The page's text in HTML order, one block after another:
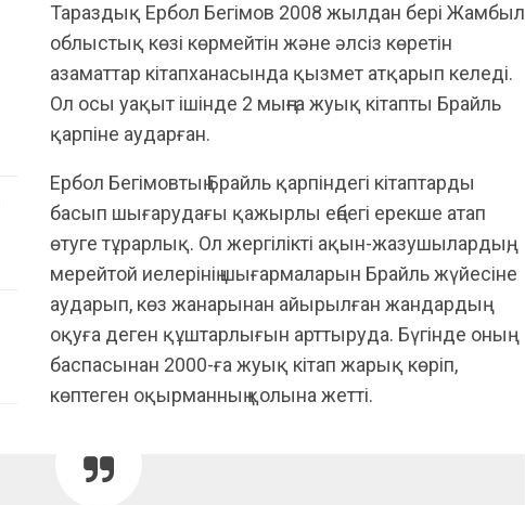
Тараздық Ербол Бегімов 2008 жылдан бері Жамбыл
облыстық көзі көрмейтін және әлсіз көретін
азаматтар кітапханасында қызмет атқарып келеді.
Ол осы уақыт ішінде 2 мыңға жуық кітапты Брайль
қарпіне аударған.
Ербол Бегімовтың Брайль қарпіндегі кітаптарды
басып шығарудағы қажырлы еңбегі ерекше атап
өтуге тұрарлық. Ол жергілікті ақын-жазушылардың,
мерейтой иелерінің шығармаларын Брайль жүйесіне
аударып, көз жанарынан айырылған жандардың
оқуға деген құштарлығын арттыруда. Бүгінде оның
баспасынан 2000-ға жуық кітап жарық көріп,
көптеген оқырманның қолына жетті.